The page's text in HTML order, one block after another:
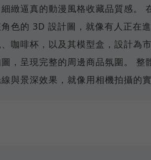
緻逼真的動漫風格收藏品質感。
色的 3D 設計圖，就像有人正在
咖啡杯，以及其模型盒，設計為
，呈現完整的周邊商品氛圍。 整
與景深效果，就像用相機拍攝的實